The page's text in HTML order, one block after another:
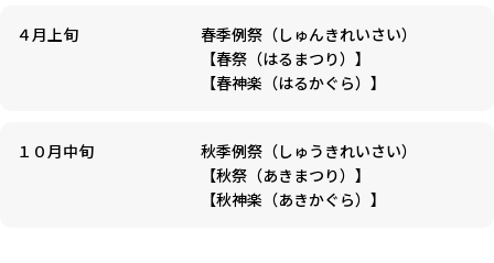
４月上旬
春季例祭（しゅんきれいさい）
【春祭（はるまつり）】
【春神楽（はるかぐら）】
１０月中旬
秋季例祭（しゅうきれいさい）
【秋祭（あきまつり）】
【秋神楽（あきかぐら）】